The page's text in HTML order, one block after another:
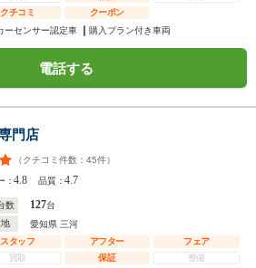
クチコミ
クーポン
ーセンサー認定車 購入プラン付き車両
電話する
門店
（クチコミ件数： 45件）
：4.8 品質：4.7
数 127台
愛知県 三河
スタッフ
アフター
フェア
買取
保証
整備